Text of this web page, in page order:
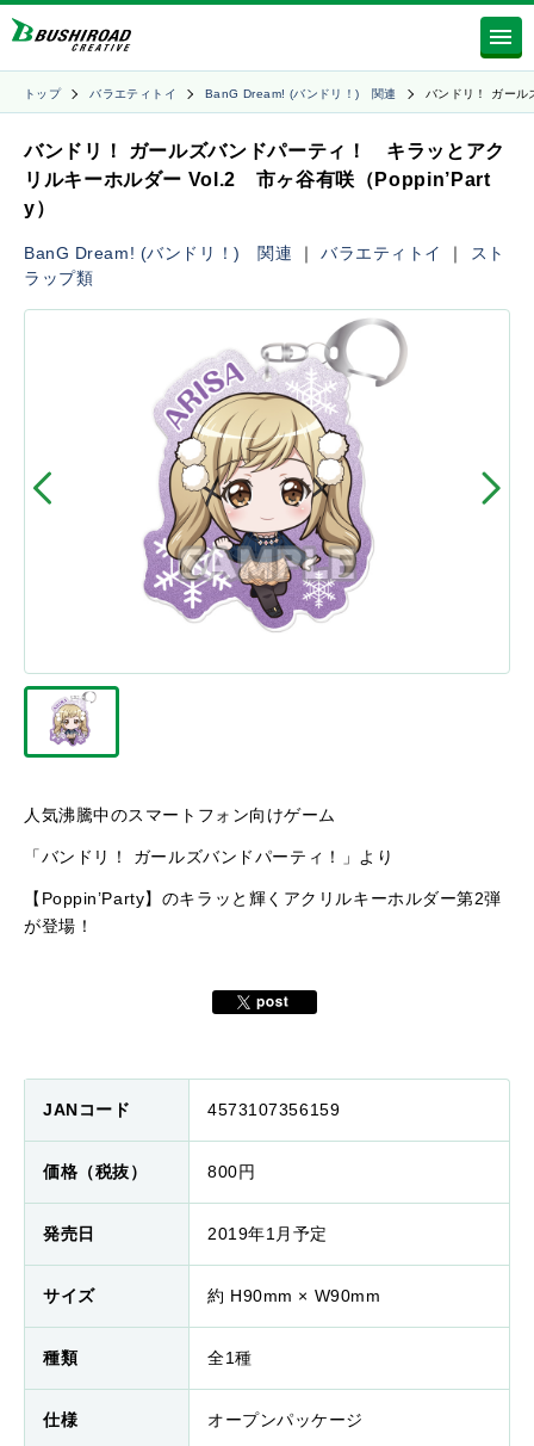
トップ バラエティトイ BanG Dream! (バンドリ！) 関連 バンドリ！ ガー
バンドリ！ ガールズバンドパーティ！ キラッとアク
リルキーホルダー Vol.2 市ヶ谷有咲（Poppin’Part
y）
BanG Dream! (バンドリ！) 関連 ｜バラエティトイ ｜
スト
ラップ類
人気沸騰中のスマートフォン向けゲーム
「バンドリ！ ガールズバンドパーティ！」より
【Poppin’Party】のキラッと輝くアクリルキーホルダー第2弾
が登場！
JANコード 4573107356159
価格（税抜） 800円
発売日 2019年1月予定
サイズ 約 H90mm × W90mm
種類 全1種
仕様 オープンパッケージ